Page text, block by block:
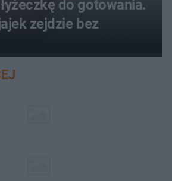
do gotowania.
zejdzie bez